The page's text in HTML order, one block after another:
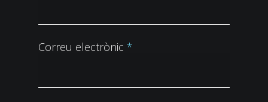
Correu electrònic *